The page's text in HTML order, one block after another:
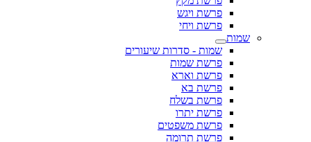
פרשת ויגש
פרשת ויחי
שמות
שמות - סדרות שיעורים
פרשת שמות
פרשת וארא
פרשת בא
פרשת בשלח
פרשת יתרו
פרשת משפטים
פרשת תרומה